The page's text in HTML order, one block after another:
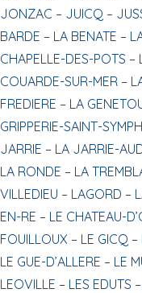
JONZAC – JUICQ –
BARDE – LA BENATE –
CHAPELLE-DES-POTS –
COUARDE-SUR-MER –
FREDIERE – LA
GRIPPERIE-SAINT-
JARRIE – LA JARRIE-
LA RONDE – LA
VILLEDIEU – LAGORD –
EN-RE – LE CHATEAU-
FOUILLOUX – LE GICQ –
LE GUE-D’ALLERE – LE
LEOVILLE – LES EDUTS –